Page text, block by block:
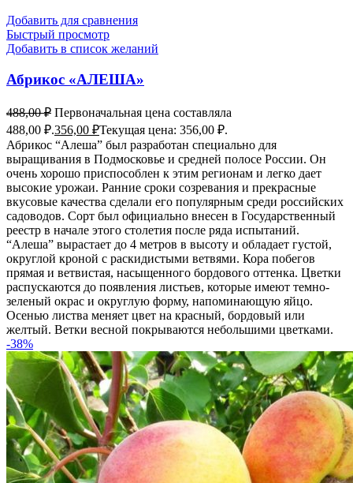
Добавить для сравнения
Быстрый просмотр
Добавить в список желаний
Абрикос «АЛЕША»
488,00₽ Первоначальная цена составляла
488,00 ₽.356,00 ₽Текущая цена: 356,00 ₽.
Абрикос “Алеша” был разработан специально для
выращивания в Подмосковье и средней полосе России. Он
очень хорошо приспособлен к этим регионам и легко дает
высокие урожаи. Ранние сроки созревания и прекрасные
вкусовые качества сделали его популярным среди российских
садоводов. Сорт был официально внесен в Государственный
реестр в начале этого столетия после ряда испытаний.
“Алеша” вырастает до 4 метров в высоту и обладает густой,
округлой кроной с раскидистыми ветвями. Кора побегов
прямая и ветвистая, насыщенного бордового оттенка. Цветки
распускаются до появления листьев, которые имеют темно-
зеленый окрас и округлую форму, напоминающую яйцо.
Осенью листва меняет цвет на красный, бордовый или
желтый. Ветки весной покрываются небольшими цветками.
-38%